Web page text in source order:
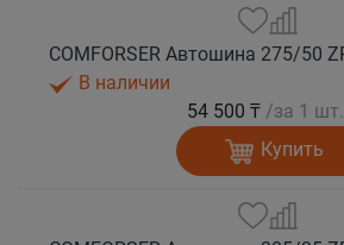
В наличии
54 500 ₸ /за 1 шт.
Купить